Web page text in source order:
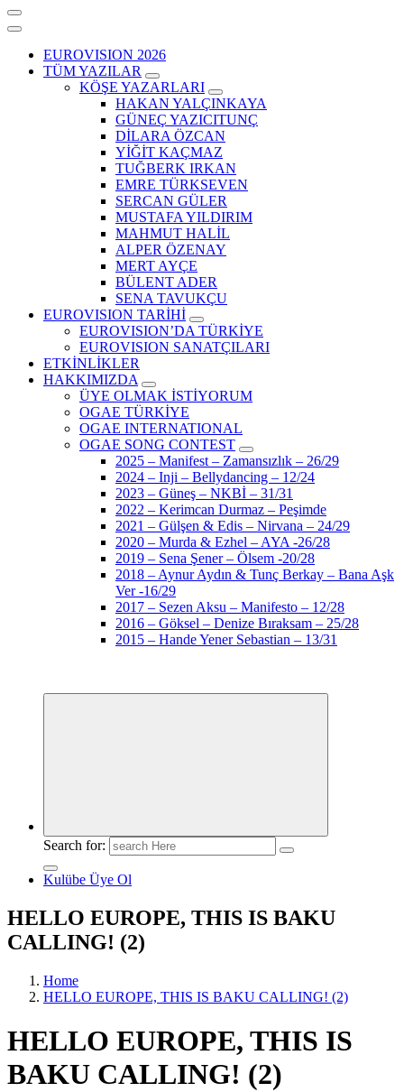
EUROVISION 2026
TÜM YAZILAR
KÖŞE YAZARLARI
HAKAN YALÇINKAYA
GÜNEÇ YAZICITUNÇ
DİLARA ÖZCAN
YİĞİT KAÇMAZ
TUĞBERK IRKAN
EMRE TÜRKSEVEN
SERCAN GÜLER
MUSTAFA YILDIRIM
MAHMUT HALİL
ALPER ÖZENAY
MERT AYÇE
BÜLENT ADER
SENA TAVUKÇU
EUROVISION TARİHİ
EUROVISION’DA TÜRKİYE
EUROVISION SANATÇILARI
ETKİNLİKLER
HAKKIMIZDA
ÜYE OLMAK İSTİYORUM
OGAE TÜRKİYE
OGAE INTERNATIONAL
OGAE SONG CONTEST
2025 – Manifest – Zamansızlık – 26/29
2024 – Inji – Bellydancing – 12/24
2023 – Güneş – NKBİ – 31/31
2022 – Kerimcan Durmaz – Peşimde
2021 – Gülşen & Edis – Nirvana – 24/29
2020 – Murda & Ezhel – AYA -26/28
2019 – Sena Şener – Ölsem -20/28
2018 – Aynur Aydın & Tunç Berkay – Bana Aşk
Ver -16/29
2017 – Sezen Aksu – Manifesto – 12/28
2016 – Göksel – Denize Bıraksam – 25/28
2015 – Hande Yener Sebastian – 13/31
Search for:
Kulübe Üye Ol
HELLO EUROPE, THIS IS BAKU
CALLING! (2)
Home
HELLO EUROPE, THIS IS BAKU CALLING! (2)
HELLO EUROPE, THIS IS
BAKU CALLING! (2)